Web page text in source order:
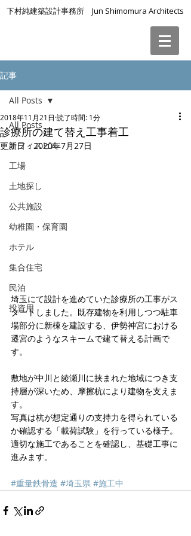
下村純建築設計事務所 Jun Shimomura Architects
記事
All Posts
オフィスビル
工場
土地探し
公共施設
幼稚園・保育園
ホテル
集合住宅
民泊
投資用
All Posts
診療所の建て替え工事着工
2018年11月21日 読了時間: 1分
更新日：2020年7月27日
埼玉にて設計を進めていた診療所の工事がス
タートしました。既存建物を利用しつつ駐車
場部分に新棟を建設する、伊勢神宮における
遷宮のようなスキームで建て替える計画で
す。
敷地が中川と綾瀬川に挟まれた地域につき支
持層が深いため、摩擦杭により建物を支えま
す。
写真は杭が想定通りの支持力を得られている
か確認する「載荷試験」を行っている様子。
適切な施工であることを確認し、基礎工事に
進みます。
#重量鉄骨造 #埼玉県 #施工中